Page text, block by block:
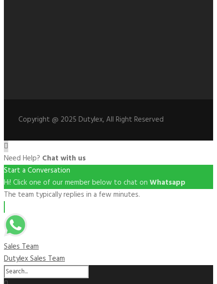
Copyright @ 2025 Dutylex, All Right Reserved
Need Help? Chat with us
Start a Conversation
Hi! Click one of our member below to chat on Whatsapp
The team typically replies in a few minutes.
Sales Team
Dutylex Sales Team